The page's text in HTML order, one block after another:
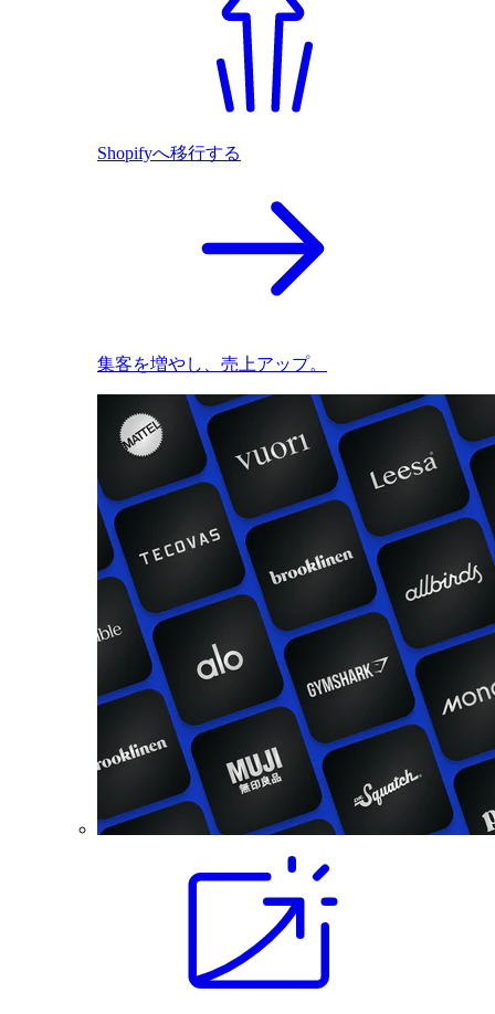
Shopifyへ移行する
集客を増やし、売上アップ。